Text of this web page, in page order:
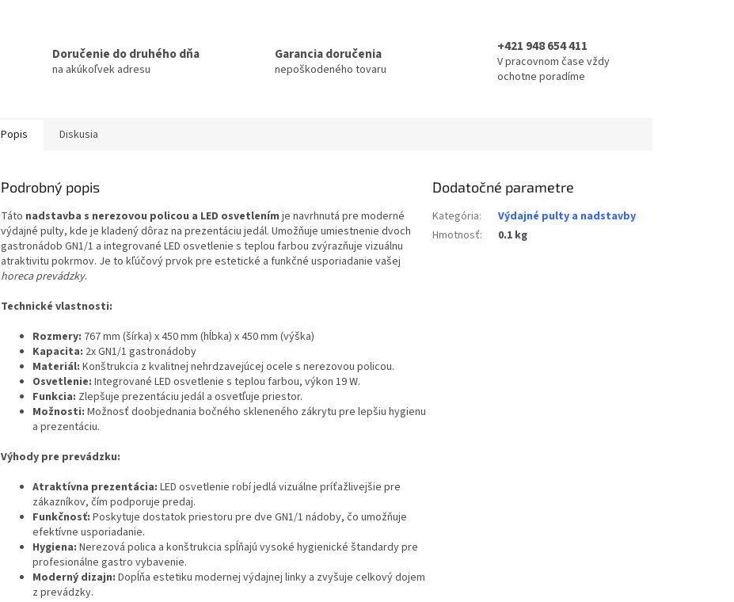
Doručenie do druhého dňa
na akúkoľvek adresu
Garancia doručenia
nepoškodeného tovaru
+421 948 654 411
V pracovnom čase vždy
ochotne poradíme
Popis Diskusia
Podrobný popis
Táto nadstavba s nerezovou policou a LED osvetlením je navrhnutá pre moderné
výdajné pulty, kde je kladený dôraz na prezentáciu jedál. Umožňuje umiestnenie dvoch
gastronádob GN1/1 a integrované LED osvetlenie s teplou farbou zvýrazňuje vizuálnu
atraktivitu pokrmov. Je to kľúčový prvok pre estetické a funkčné usporiadanie vašej
horeca prevádzky.
Technické vlastnosti:
Rozmery: 767 mm (šírka) x 450 mm (hĺbka) x 450 mm (výška)
Kapacita: 2x GN1/1 gastronádoby
Materiál: Konštrukcia z kvalitnej nehrdzavejúcej ocele s nerezovou policou.
Osvetlenie: Integrované LED osvetlenie s teplou farbou, výkon 19 W.
Funkcia: Zlepšuje prezentáciu jedál a osvetľuje priestor.
Možnosti: Možnosť doobjednania bočného skleneného zákrytu pre lepšiu hygienu
a prezentáciu.
Výhody pre prevádzku:
Atraktívna prezentácia: LED osvetlenie robí jedlá vizuálne príťažlivejšie pre
zákazníkov, čím podporuje predaj.
Funkčnosť: Poskytuje dostatok priestoru pre dve GN1/1 nádoby, čo umožňuje
efektívne usporiadanie.
Hygiena: Nerezová polica a konštrukcia spĺňajú vysoké hygienické štandardy pre
profesionálne gastro vybavenie.
Moderný dizajn: Dopĺňa estetiku modernej výdajnej linky a zvyšuje celkový dojem
z prevádzky.
Dodatočné parametre
Kategória:
Výdajné pulty a nadstavby
Hmotnosť: 0.1 kg